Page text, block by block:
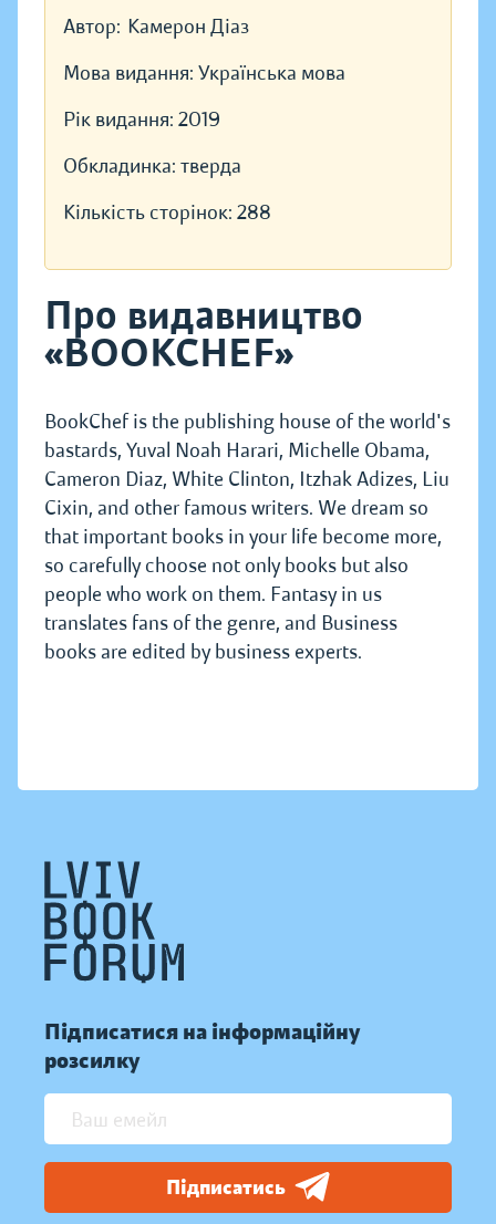
Автор: Камерон Діаз
Мова видання: Українська мова
Рік видання: 2019
Обкладинка: тверда
Кількість сторінок: 288
Про видавництво
«BOOKCHEF»
BookChef is the publishing house of the world's
bastards, Yuval Noah Harari, Michelle Obama,
Cameron Diaz, White Clinton, Itzhak Adizes, Liu
Cixin, and other famous writers. We dream so
that important books in your life become more,
so carefully choose not only books but also
people who work on them. Fantasy in us
translates fans of the genre, and Business
books are edited by business experts.
Підписатися на інформаційну
розсилку
Підписатись